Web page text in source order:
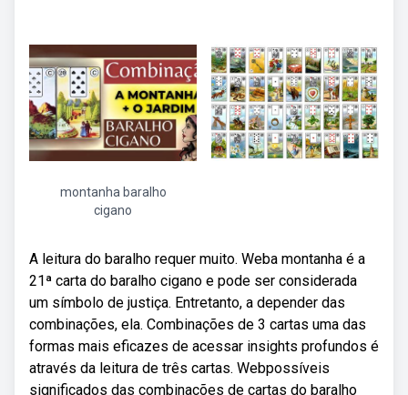
montanha baralho
cigano
A leitura do baralho requer muito. Weba montanha é a
21ª carta do baralho cigano e pode ser considerada
um símbolo de justiça. Entretanto, a depender das
combinações, ela. Combinações de 3 cartas uma das
formas mais eficazes de acessar insights profundos é
através da leitura de três cartas. Webpossíveis
significados das combinações de cartas do baralho